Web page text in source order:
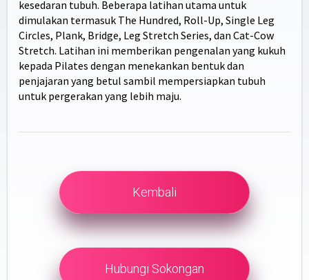
kesedaran tubuh. Beberapa latihan utama untuk
dimulakan termasuk The Hundred, Roll-Up, Single Leg
Circles, Plank, Bridge, Leg Stretch Series, dan Cat-Cow
Stretch. Latihan ini memberikan pengenalan yang kukuh
kepada Pilates dengan menekankan bentuk dan
penjajaran yang betul sambil mempersiapkan tubuh
untuk pergerakan yang lebih maju.
Kembali
Hubungi Sokongan